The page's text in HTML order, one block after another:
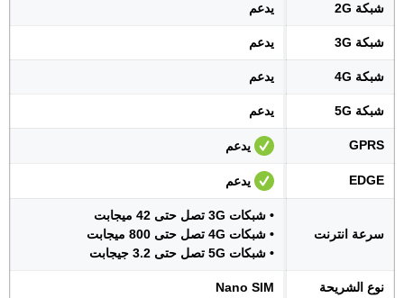
شبكة 2G يدعم
شبكة 3G يدعم
شبكة 4G يدعم
شبكة 5G يدعم
GPRS يدعم
EDGE يدعم
سرعة انترنت
• شبكات 3G تصل حتى 42 ميجابت
• شبكات 4G تصل حتى 800 ميجابت
• شبكات 5G تصل حتى 3.2 جيجابت
نوع الشريحة Nano SIM